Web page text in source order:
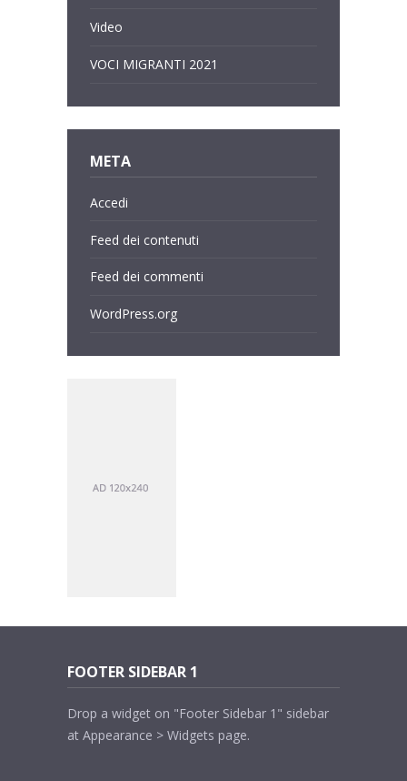
Video
VOCI MIGRANTI 2021
META
Accedi
Feed dei contenuti
Feed dei commenti
WordPress.org
FOOTER SIDEBAR 1
Drop a widget on "Footer Sidebar 1" sidebar
at Appearance > Widgets page.